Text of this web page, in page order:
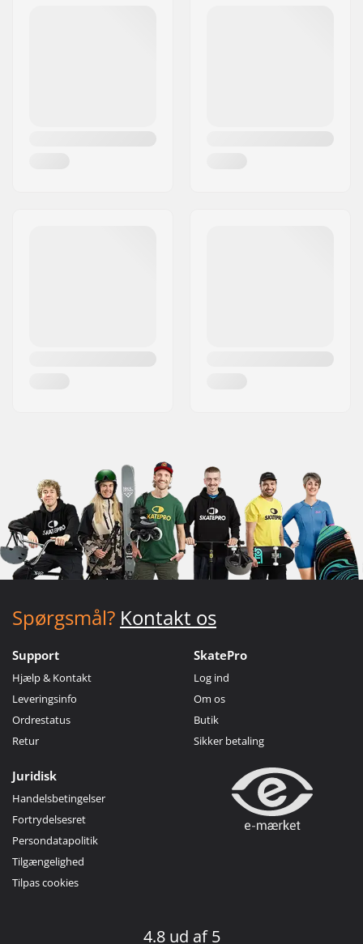
Spørgsmål? Kontakt os
Support
Hjælp & Kontakt
Leveringsinfo
Ordrestatus
Retur
SkatePro
Log ind
Om os
Butik
Sikker betaling
Juridisk
Handelsbetingelser
Fortrydelsesret
Persondatapolitik
Tilgængelighed
Tilpas cookies
4.8 ud af 5